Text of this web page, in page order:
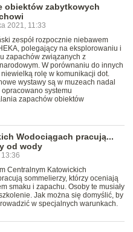
obiektów zabytkowych
2021, 11:33
zespół rozpocznie niebawem
polegający na eksplorowaniu i
zapachów związanych z
W porównaniu do innych
rolę w komunikacji dot.
wystawy są w muzeach nadal
systemu
zapachów obiektów
Wodociągach pracują...
od wody
Centralnym Katowickich
sommelierzy, którzy oceniają
smaku i zapachu. Osoby te musiały
Jak można się domyślić, by
w specjalnych warunkach.